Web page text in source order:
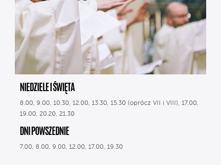
NIEDZIELE I ŚWIĘTA
8.00, 9.00, 10.30, 12.00, 13.30, 15.30 (oprócz VII i VIII), 17.00,
19.00, 20.20, 21.30
DNI POWSZEDNIE
7.00, 8.00, 9.00, 12.00, 17.00, 19.30